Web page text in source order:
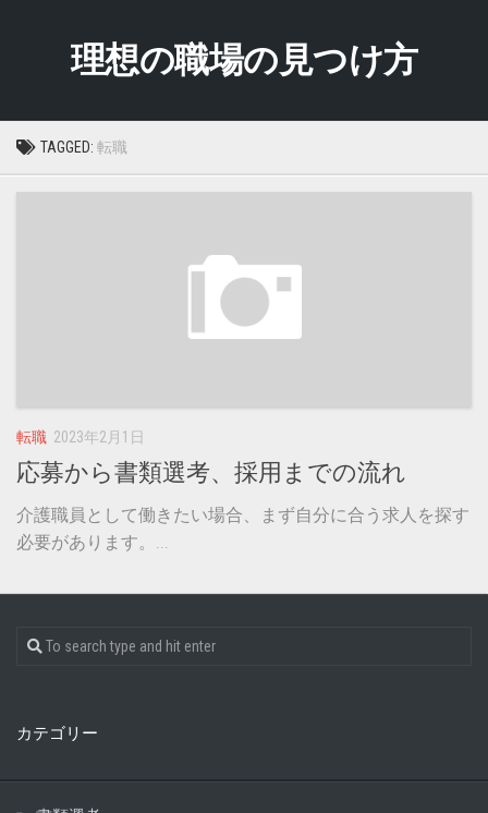
理想の職場の見つけ方
TAGGED: 転職
転職 2023年2月1日
応募から書類選考、採用までの流れ
介護職員として働きたい場合、まず自分に合う求人を探す
必要があります。...
カテゴリー